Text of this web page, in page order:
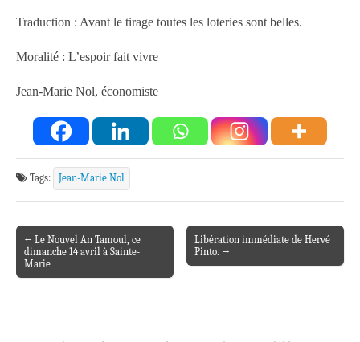
Traduction : Avant le tirage toutes les loteries sont belles.
Moralité : L’espoir fait vivre
Jean-Marie Nol, économiste
Tags: Jean-Marie Nol
Post navigation
← Le Nouvel An Tamoul, ce
dimanche 14 avril à Sainte-
Marie
Libération immédiate de Hervé
Pinto. →